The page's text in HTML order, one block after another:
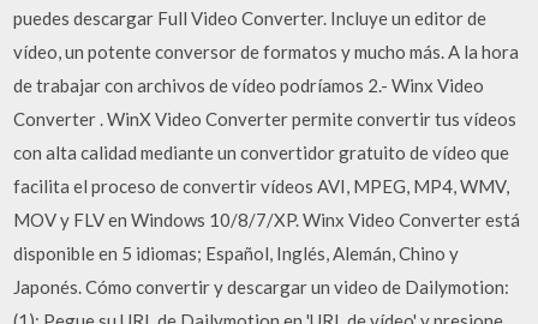
puedes descargar Full Video Converter. Incluye un editor de
vídeo, un potente conversor de formatos y mucho más. A la hora
de trabajar con archivos de vídeo podríamos 2.- Winx Video
Converter . WinX Video Converter permite convertir tus vídeos
con alta calidad mediante un convertidor gratuito de vídeo que
facilita el proceso de convertir vídeos AVI, MPEG, MP4, WMV,
MOV y FLV en Windows 10/8/7/XP. Winx Video Converter está
disponible en 5 idiomas; Español, Inglés, Alemán, Chino y
Japonés. Cómo convertir y descargar un video de Dailymotion: